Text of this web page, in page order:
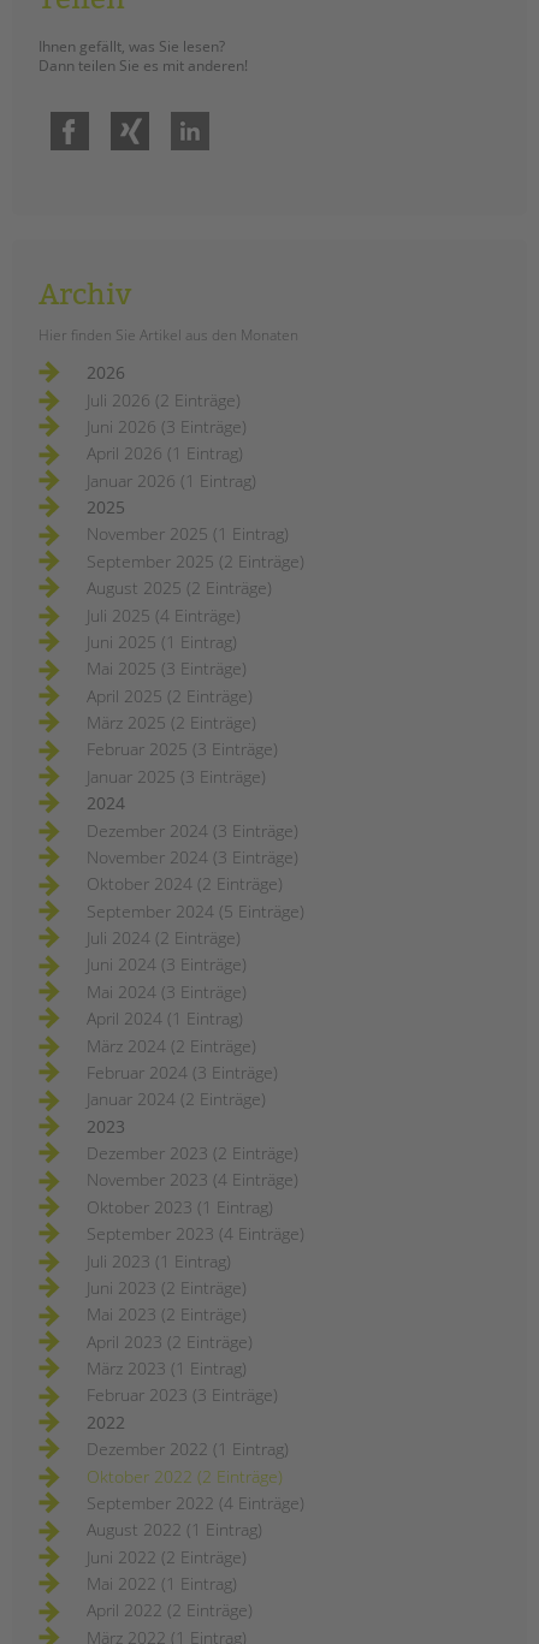
Ihnen gefällt, was Sie lesen?
Dann teilen Sie es mit anderen!
Facebook
Archiv
Hier finden Sie Artikel aus den Monaten
2026
Juli 2026 (2 Einträge)
Juni 2026 (3 Einträge)
April 2026 (1 Eintrag)
Januar 2026 (1 Eintrag)
2025
November 2025 (1 Eintrag)
September 2025 (2 Einträge)
August 2025 (2 Einträge)
Juli 2025 (4 Einträge)
Juni 2025 (1 Eintrag)
Mai 2025 (3 Einträge)
April 2025 (2 Einträge)
März 2025 (2 Einträge)
Februar 2025 (3 Einträge)
Januar 2025 (3 Einträge)
2024
Dezember 2024 (3 Einträge)
November 2024 (3 Einträge)
Oktober 2024 (2 Einträge)
September 2024 (5 Einträge)
Juli 2024 (2 Einträge)
Juni 2024 (3 Einträge)
Mai 2024 (3 Einträge)
April 2024 (1 Eintrag)
März 2024 (2 Einträge)
Februar 2024 (3 Einträge)
Januar 2024 (2 Einträge)
2023
Dezember 2023 (2 Einträge)
November 2023 (4 Einträge)
Oktober 2023 (1 Eintrag)
September 2023 (4 Einträge)
Juli 2023 (1 Eintrag)
Juni 2023 (2 Einträge)
Mai 2023 (2 Einträge)
April 2023 (2 Einträge)
März 2023 (1 Eintrag)
Februar 2023 (3 Einträge)
2022
Dezember 2022 (1 Eintrag)
Oktober 2022 (2 Einträge)
September 2022 (4 Einträge)
August 2022 (1 Eintrag)
Juni 2022 (2 Einträge)
Mai 2022 (1 Eintrag)
April 2022 (2 Einträge)
März 2022 (1 Eintrag)